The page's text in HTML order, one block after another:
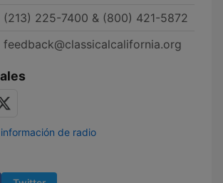
(213) 225-7400 & (800) 421-5872
feedback@classicalcalifornia.org
de radio